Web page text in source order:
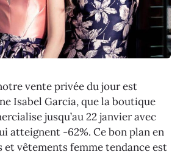
vente privée du jour est
Isabel Garcia, que la boutique
jusqu’au 22 janvier avec
atteignent -62%. Ce bon plan en
et vêtements femme tendance est